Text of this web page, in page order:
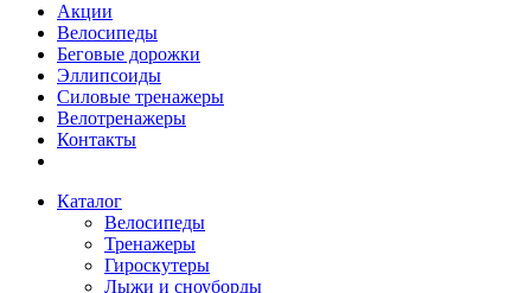
Акции
Велосипеды
Беговые дорожки
Эллипсоиды
Силовые тренажеры
Велотренажеры
Контакты
Каталог
Велосипеды
Тренажеры
Гироскутеры
Лыжи и сноуборды